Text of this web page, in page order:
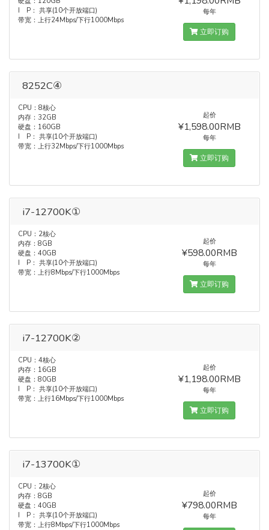
I P： 共享(10个开放端口)
带宽：上行24Mbps/下行1000Mbps
每年
立即订购
8252C④
CPU：8核心
内存：32GB
硬盘：160GB
I P： 共享(10个开放端口)
带宽：上行32Mbps/下行1000Mbps
起价
¥1,598.00RMB
每年
立即订购
i7-12700K①
CPU：2核心
内存：8GB
硬盘：40GB
I P： 共享(10个开放端口)
带宽：上行8Mbps/下行1000Mbps
起价
¥598.00RMB
每年
立即订购
i7-12700K②
CPU：4核心
内存：16GB
硬盘：80GB
I P： 共享(10个开放端口)
带宽：上行16Mbps/下行1000Mbps
起价
¥1,198.00RMB
每年
立即订购
i7-13700K①
CPU：2核心
内存：8GB
硬盘：40GB
I P： 共享(10个开放端口)
带宽：上行8Mbps/下行1000Mbps
起价
¥798.00RMB
每年